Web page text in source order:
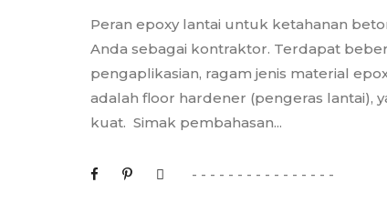
Peran epoxy lantai untuk ketahanan
Anda sebagai kontraktor. Terdapat
pengaplikasian, ragam jenis material
adalah floor hardener (pengeras lantai),
kuat. Simak pembahasan...